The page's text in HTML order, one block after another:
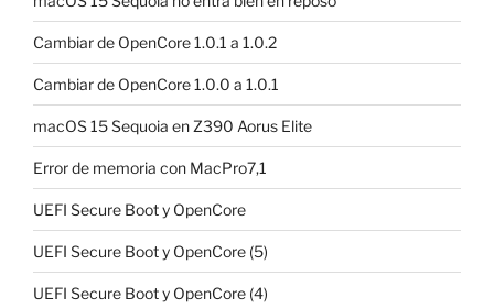
Cambiar de OpenCore 1.0.1 a 1.0.2
Cambiar de OpenCore 1.0.0 a 1.0.1
macOS 15 Sequoia en Z390 Aorus Elite
Error de memoria con MacPro7,1
UEFI Secure Boot y OpenCore
UEFI Secure Boot y OpenCore (5)
UEFI Secure Boot y OpenCore (4)